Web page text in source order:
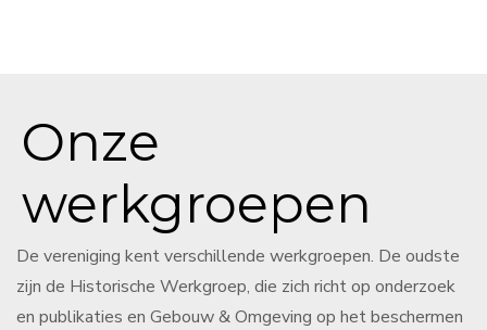
Onze
werkgroepen
De vereniging kent verschillende werkgroepen. De oudste
zijn de Historische Werkgroep, die zich richt op onderzoek
en publikaties en Gebouw & Omgeving op het beschermen